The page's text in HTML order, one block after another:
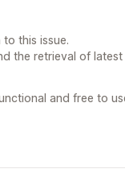
this issue.
the retrieval of
and free to